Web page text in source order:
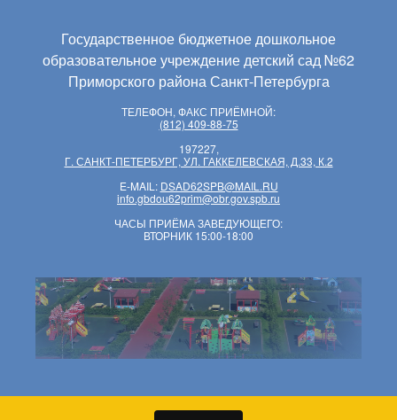
Государственное бюджетное дошкольное
образовательное учреждение детский сад №62
Приморского района Санкт-Петербурга
ТЕЛЕФОН, ФАКС ПРИЁМНОЙ:
(812) 409-88-75
197227,
Г. САНКТ-ПЕТЕРБУРГ, УЛ. ГАККЕЛЕВСКАЯ, Д.33, К.2
E-MAIL: DSAD62SPB@MAIL.RU
info.gbdou62prim@obr.gov.spb.ru
ЧАСЫ ПРИЁМА ЗАВЕДУЮЩЕГО:
ВТОРНИК 15:00-18:00